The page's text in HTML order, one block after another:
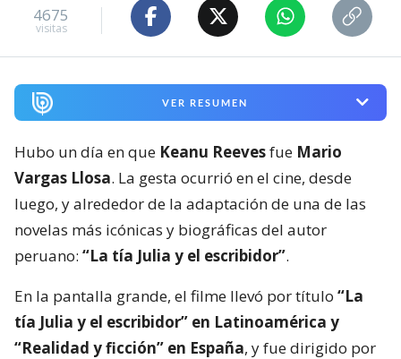
4675
visitas
VER RESUMEN
Hubo un día en que Keanu Reevesfue Mario
Vargas Llosa. La gesta ocurrió en el cine, desde
luego, y alrededor de la adaptación de una de las
novelas más icónicas y biográficas del autor
peruano: “La tía Julia y el escribidor”.
En la pantalla grande, el filme llevó por título “La
tía Julia y el escribidor” en Latinoamérica y
“Realidad y ficción” en España, y fue dirigido por